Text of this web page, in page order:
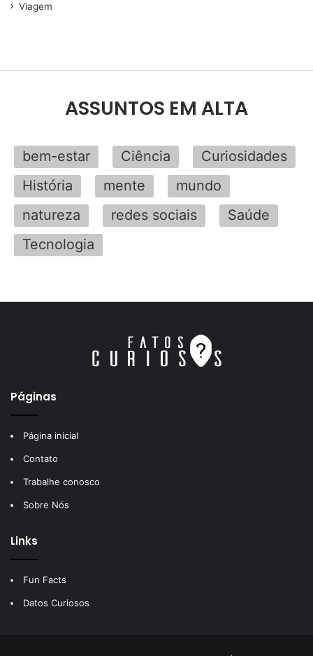
Viagem
ASSUNTOS EM ALTA
bem-estar Ciência
Curiosidades
História
mente
mundo
natureza
redes sociais
Saúde
Tecnologia
Páginas
Página inicial
Contato
Trabalhe conosco
Sobre Nós
Links
Fun Facts
Datos Curiosos